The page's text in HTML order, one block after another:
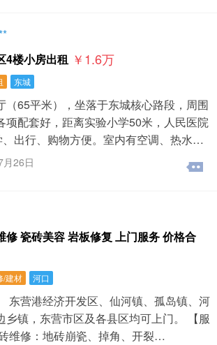
4楼小房出租 ￥1.6万
东城
（65平米），坐落于东城核心路段，周围
项配套好，距离实验小学50米，人民医院
出行、购物方便。室内有空调、热水…
月26日
修 瓷砖美容 岩板修复 上门服务 价格合
/建材 河口
东营港经济开发区、仙河镇、孤岛镇、河
乡镇，东营市区及各县区均可上门。 【服
维修：地砖崩瓷、掉角、开裂…